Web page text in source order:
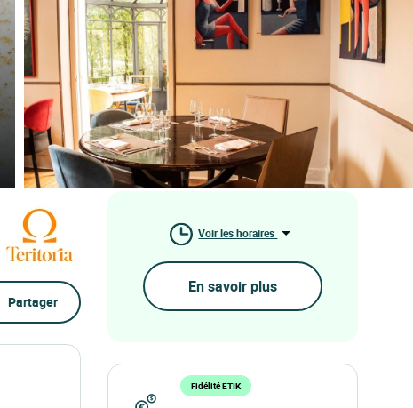
Partager
Voir les horaires
En savoir plus
Fidélité ETIK